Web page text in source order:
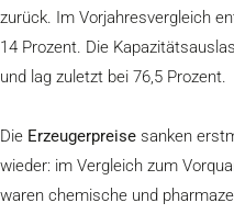
zurück. Im Vorjahresvergleich
14 Prozent. Die
und lag zuletzt bei 76,5 Prozent.
Die Erzeugerpreise sanken
wieder: im Vergleich zum
waren chemische und